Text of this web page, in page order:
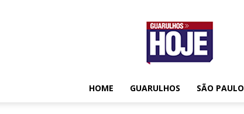
Guarulhos
Hoje
HOME GUARULHOS SÃO PAULO